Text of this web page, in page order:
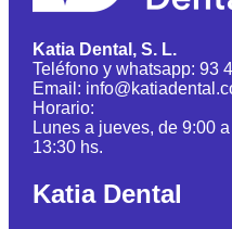
Katia Dental, S. L.
Teléfono y whatsapp: 93
Email:
Horario:
Lunes a jueves, de 9:00
13:30 hs.
Katia Dental